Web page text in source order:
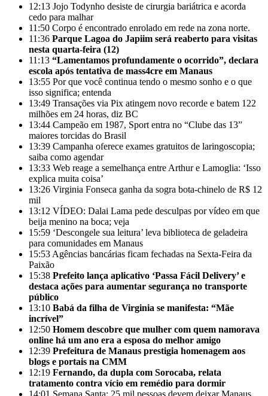
12:13 Jojo Todynho desiste de cirurgia bariátrica e acorda
cedo para malhar
11:50 Corpo é encontrado enrolado em rede na zona norte.
11:36 Parque Lagoa do Japiim será reaberto para visitas
nesta quarta-feira (12)
11:13 “Lamentamos profundamente o ocorrido”, declara
escola após tentativa de mass4cre em Manaus
13:55 Por que você continua tendo o mesmo sonho e o que
isso significa; entenda
13:49 Transações via Pix atingem novo recorde e batem 122
milhões em 24 horas, diz BC
13:44 Campeão em 1987, Sport entra no “Clube das 13”
maiores torcidas do Brasil
13:39 Campanha oferece exames gratuitos de laringoscopia;
saiba como agendar
13:33 Web reage a semelhança entre Arthur e Lamoglia: ‘Isso
explica muita coisa’
13:26 Virginia Fonseca ganha da sogra bota-chinelo de R$ 12
mil
13:12 VÍDEO: Dalai Lama pede desculpas por vídeo em que
beija menino na boca; veja
15:59 ‘Descongele sua leitura’ leva biblioteca de geladeira
para comunidades em Manaus
15:53 Agências bancárias ficam fechadas na Sexta-Feira da
Paixão
15:38 Prefeito lança aplicativo ‘Passa Fácil Delivery’ e
destaca ações para aumentar segurança no transporte
público
13:10 Babá da filha de Virginia se manifesta: “Mãe
incrível”
12:50 Homem descobre que mulher com quem namorava
online há um ano era a esposa do melhor amigo
12:39 Prefeitura de Manaus prestigia homenagem aos
blogs e portais na CMM
12:19 Fernando, da dupla com Sorocaba, relata
tratamento contra vício em remédio para dormir
14:01 Semana Santa: 25 mil pessoas devem deixar Manaus